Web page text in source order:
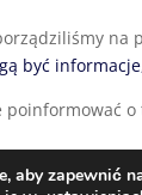
na
być
poinformować
przez
aby zapewnić